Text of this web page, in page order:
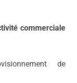
commerciale
de